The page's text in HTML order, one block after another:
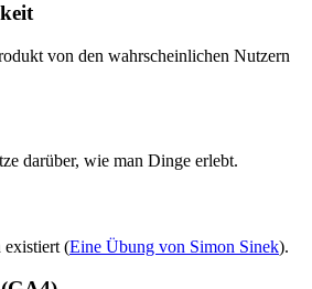
von den wahrscheinlichen Nutzern
darüber, wie man Dinge erlebt.
existiert (Eine Übung von Simon Sinek).